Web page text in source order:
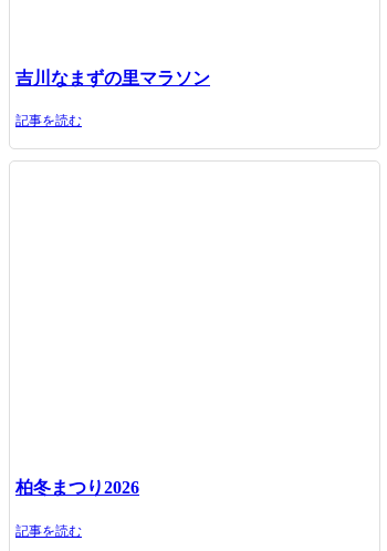
吉川なまずの里マラソン
記事を読む
柏冬まつり2026
記事を読む